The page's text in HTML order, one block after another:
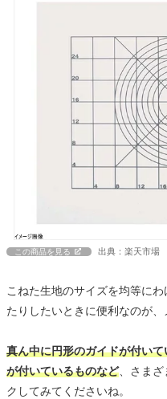
この商品を見る 出典：楽天市場
こねた生地のサイズを均等に
たりしたいときに便利なのが、
真ん中に円形のガイドが付い
が付いているものなど、さまざ
クしてみてくださいね。